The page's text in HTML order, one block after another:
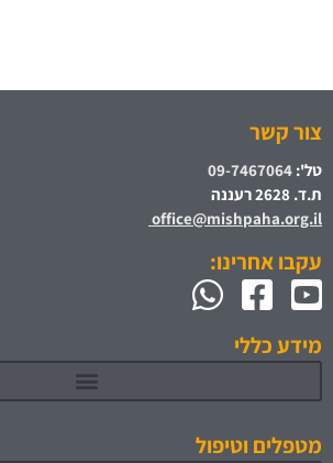
צור קשר
טל': 09-7467064
ת.ד. 2628 רעננה
office@mishpaha.org.il
עקבו אחרינו:
מידע כללי
מטפלים וטיפול